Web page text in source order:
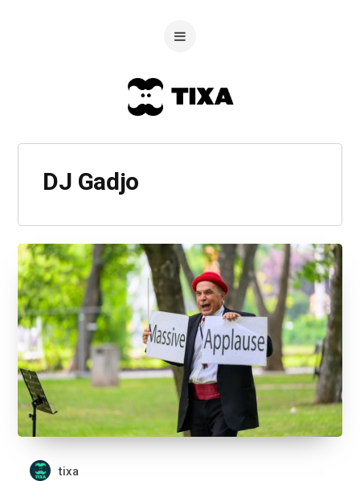
DJ Gadjo
tixa